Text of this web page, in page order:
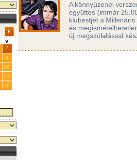
v
2
9
16
23
30
A könnyűzenei
együttes (immár
klubestjét a
és
új megszólalással